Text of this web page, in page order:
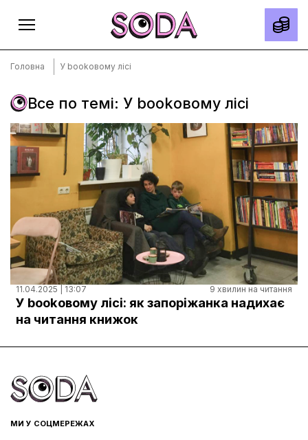
Головна
Тексти
Спецпроєкти
Slow news
Місто
Про нас
Редакційна політика
Правила використання матеріалів
Документи
Головна У bookовому лісі
Все по темі: У bookовому лісі
11.04.2025 | 13:07 9 хвилин на читання
У bookовому лісі: як запоріжанка надихає
на читання книжок
МИ У СОЦМЕРЕЖАХ